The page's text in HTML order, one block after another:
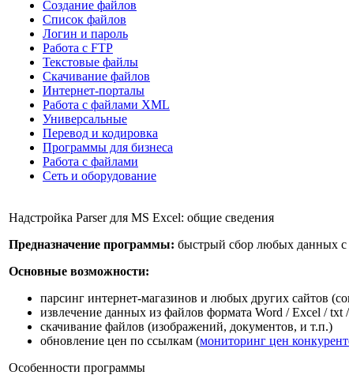
Создание файлов
Список файлов
Логин и пароль
Работа с FTP
Текстовые файлы
Скачивание файлов
Интернет-порталы
Работа с файлами XML
Универсальные
Перевод и кодировка
Программы для бизнеса
Работа с файлами
Сеть и оборудование
Надстройка Parser для MS Excel: общие сведения
Предназначение программы: быстрый сбор любых данных с
Основные возможности:
парсинг интернет-магазинов и любых других сайтов
извлечение данных из файлов формата Word / Excel / txt
скачивание файлов (изображений, документов, и т.п.)
обновление цен по ссылкам (мониторинг цен
Особенности программы